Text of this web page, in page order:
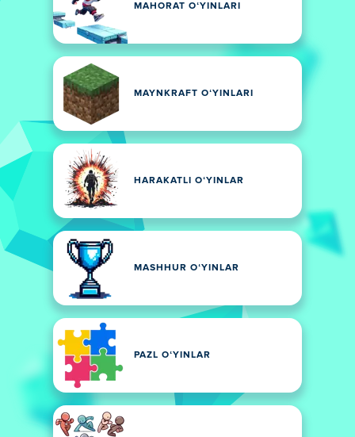
MAHORAT OʻYINLARI
MAYNKRAFT OʻYINLARI
HARAKATLI OʻYINLAR
MASHHUR OʻYINLAR
PAZL OʻYINLAR